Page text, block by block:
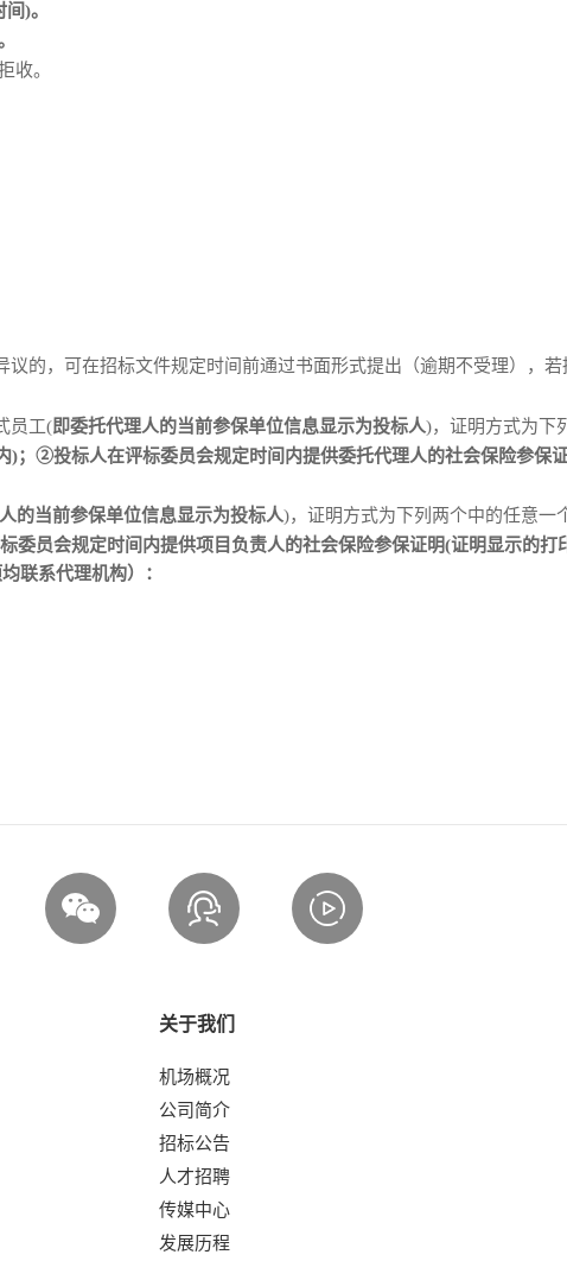
)。
收。
的，可在招标文件规定时间前通过书面形式提出（逾期不受理），
员工(即委托代理人的当前参保单位信息显示为投标人)，证明方式为下
；②投标人在评标委员会规定时间内提供委托代理人的社会保险参保
的当前参保单位信息显示为投标人)， 证明方式为下列两个中的任意一
员会规定时间内提供项目负责人的社会保险参保证明(证明显示的打
联系代理机构）：
关于我们
机场概况
公司简介
招标公告
人才招聘
传媒中心
发展历程